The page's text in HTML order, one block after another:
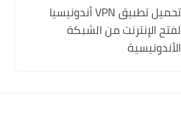
تحميل تطبيق VPN أندونيسيا
لفتح الإنترنت من الشبكة
الأندونيسية